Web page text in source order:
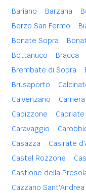
Bariano
Barzana
Berzo San Fermo
Bonate Sopra
Bottanuco
Bracca
Brembate di Sopra
Brusaporto
Calvenzano
Capizzone
Capriate
Caravaggio
Casazza
Casirate
Castel Rozzone
Castione della
Cazzano Sant'Andrea